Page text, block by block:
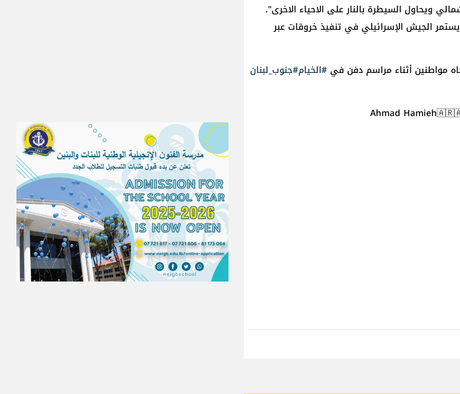
ويحاول السيطرة بالنار على الاحياء الاخرى".
الجيش الإسرائيلي في تنفيذ خروقات عبر
مواطنين أثناء مراسم دفن في #الخيام#جنوب_لبنان